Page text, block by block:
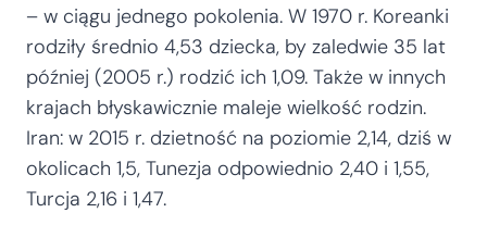
– w ciągu jednego pokolenia. W 1970 r. Koreanki
rodziły średnio 4,53 dziecka, by zaledwie 35 lat
później (2005 r.) rodzić ich 1,09. Także w innych
krajach błyskawicznie maleje wielkość rodzin.
Iran: w 2015 r. dzietność na poziomie 2,14, dziś w
okolicach 1,5, Tunezja odpowiednio 2,40 i 1,55,
Turcja 2,16 i 1,47.